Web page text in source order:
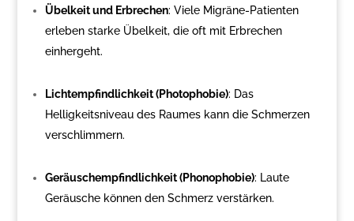
Übelkeit und Erbrechen: Viele Migräne-Patienten
erleben starke Übelkeit, die oft mit Erbrechen
einhergeht.
Lichtempfindlichkeit (Photophobie): Das
Helligkeitsniveau des Raumes kann die Schmerzen
verschlimmern.
Geräuschempfindlichkeit (Phonophobie): Laute
Geräusche können den Schmerz verstärken.